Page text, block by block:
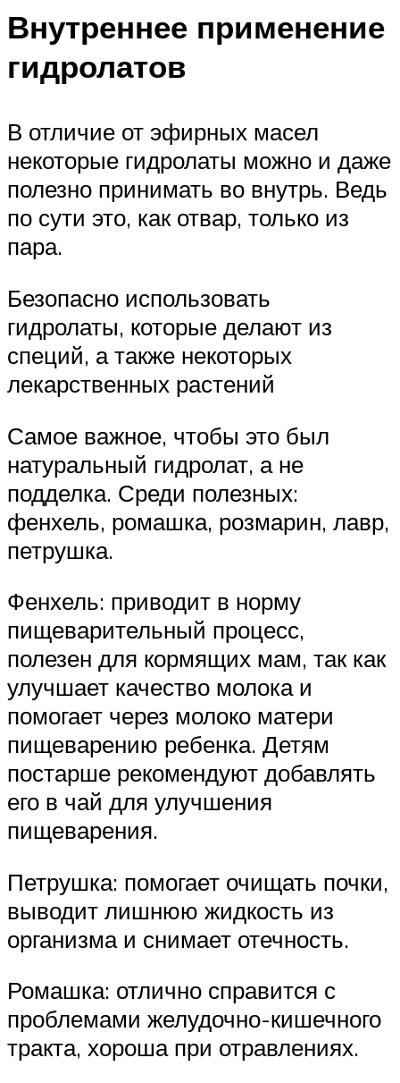
Внутреннее применение
гидролатов
В отличие от эфирных масел
некоторые гидролаты можно и даже
полезно принимать во внутрь. Ведь
по сути это, как отвар, только из
пара.
Безопасно использовать
гидролаты, которые делают из
специй, а также некоторых
лекарственных растений
Самое важное, чтобы это был
натуральный гидролат, а не
подделка. Среди полезных:
фенхель, ромашка, розмарин, лавр,
петрушка.
Фенхель: приводит в норму
пищеварительный процесс,
полезен для кормящих мам, так как
улучшает качество молока и
помогает через молоко матери
пищеварению ребенка. Детям
постарше рекомендуют добавлять
его в чай для улучшения
пищеварения.
Петрушка: помогает очищать почки,
выводит лишнюю жидкость из
организма и снимает отечность.
Ромашка: отлично справится с
проблемами желудочно-кишечного
тракта, хороша при отравлениях.